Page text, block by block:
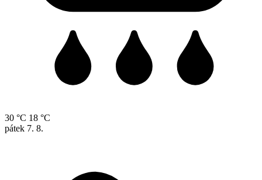
30 °C 18 °C
pátek 7. 8.